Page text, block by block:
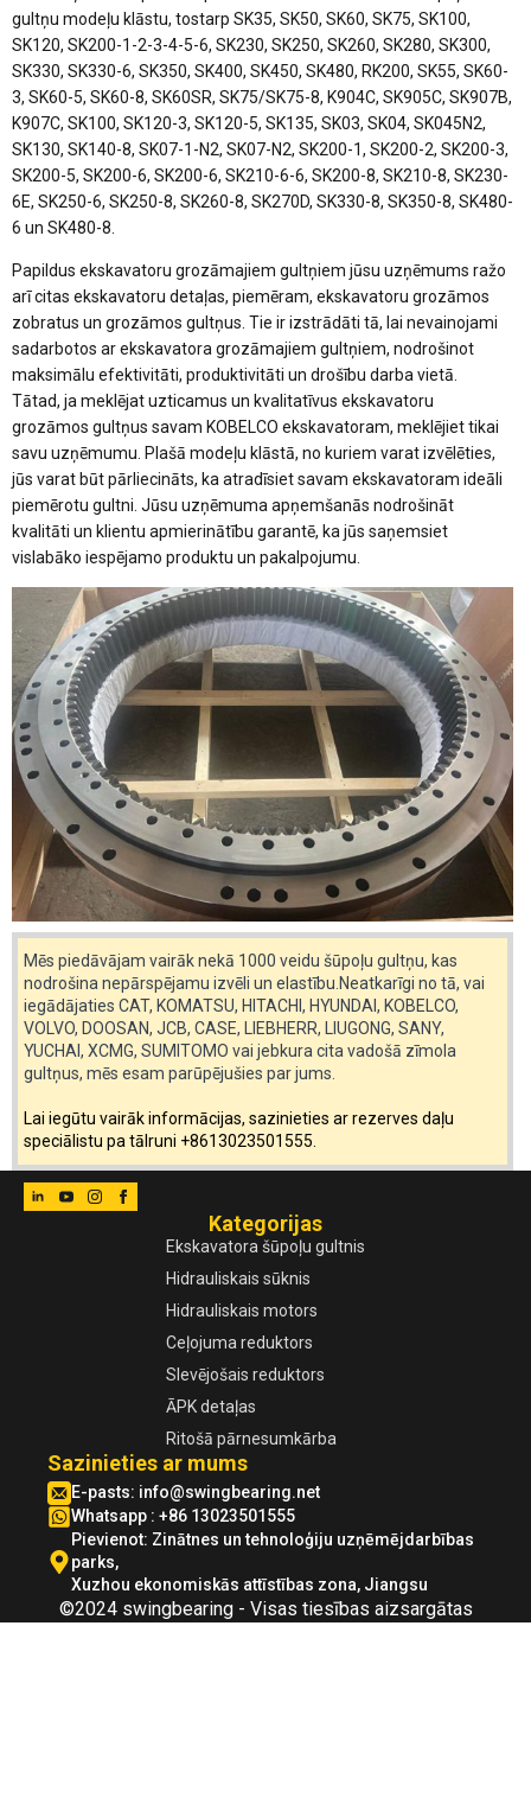
gultņu modeļu klāstu, tostarp SK35, SK50, SK60, SK75, SK100,
SK120, SK200-1-2-3-4-5-6, SK230, SK250, SK260, SK280, SK300,
SK330, SK330-6, SK350, SK400, SK450, SK480, RK200, SK55, SK60-
3, SK60-5, SK60-8, SK60SR, SK75/SK75-8, K904C, SK905C, SK907B,
K907C, SK100, SK120-3, SK120-5, SK135, SK03, SK04, SK045N2,
SK130, SK140-8, SK07-1-N2, SK07-N2, SK200-1, SK200-2, SK200-3,
SK200-5, SK200-6, SK200-6, SK210-6-6, SK200-8, SK210-8, SK230-
6E, SK250-6, SK250-8, SK260-8, SK270D, SK330-8, SK350-8, SK480-
6 un SK480-8.
Papildus ekskavatoru grozāmajiem gultņiem jūsu uzņēmums ražo
arī citas ekskavatoru detaļas, piemēram, ekskavatoru grozāmos
zobratus un grozāmos gultņus. Tie ir izstrādāti tā, lai nevainojami
sadarbotos ar ekskavatora grozāmajiem gultņiem, nodrošinot
maksimālu efektivitāti, produktivitāti un drošību darba vietā.
Tātad, ja meklējat uzticamus un kvalitatīvus ekskavatoru
grozāmos gultņus savam KOBELCO ekskavatoram, meklējiet tikai
savu uzņēmumu. Plašā modeļu klāstā, no kuriem varat izvēlēties,
jūs varat būt pārliecināts, ka atradīsiet savam ekskavatoram ideāli
piemērotu gultni. Jūsu uzņēmuma apņemšanās nodrošināt
kvalitāti un klientu apmierinātību garantē, ka jūs saņemsiet
vislabāko iespējamo produktu un pakalpojumu.
Mēs piedāvājam vairāk nekā 1000 veidu šūpoļu gultņu, kas
nodrošina nepārspējamu izvēli un elastību.Neatkarīgi no tā, vai
iegādājaties CAT, KOMATSU, HITACHI, HYUNDAI, KOBELCO,
VOLVO, DOOSAN, JCB, CASE, LIEBHERR, LIUGONG, SANY,
YUCHAI, XCMG, SUMITOMO vai jebkura cita vadošā zīmola
gultņus, mēs esam parūpējušies par jums.
Lai iegūtu vairāk informācijas, sazinieties ar rezerves daļu
speciālistu pa tālruni +8613023501555.
Kategorijas
Ekskavatora šūpoļu gultnis
Hidrauliskais sūknis
Hidrauliskais motors
Ceļojuma reduktors
Slevējošais reduktors
ĀPK detaļas
Ritošā pārnesumkārba
Sazinieties ar mums
E-pasts: info@swingbearing.net
Whatsapp : +86 13023501555
Pievienot: Zinātnes un tehnoloģiju uzņēmējdarbības
parks,
Xuzhou ekonomiskās attīstības zona, Jiangsu
©2024 swingbearing - Visas tiesības aizsargātas